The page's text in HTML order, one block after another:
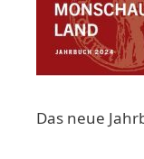
Das neue